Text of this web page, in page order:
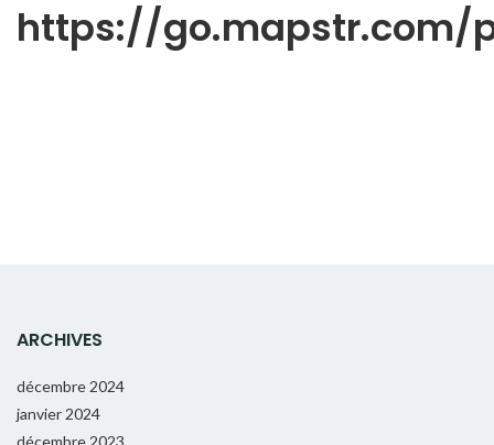
https://go.mapstr.com/
ARCHIVES
décembre 2024
janvier 2024